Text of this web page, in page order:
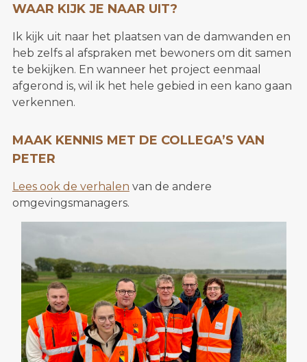
WAAR KIJK JE NAAR UIT?
Ik kijk uit naar het plaatsen van de damwanden en
heb zelfs al afspraken met bewoners om dit samen
te bekijken. En wanneer het project eenmaal
afgerond is, wil ik het hele gebied in een kano gaan
verkennen.
MAAK KENNIS MET DE COLLEGA’S VAN
PETER
Lees ook de verhalen van de andere
omgevingsmanagers.